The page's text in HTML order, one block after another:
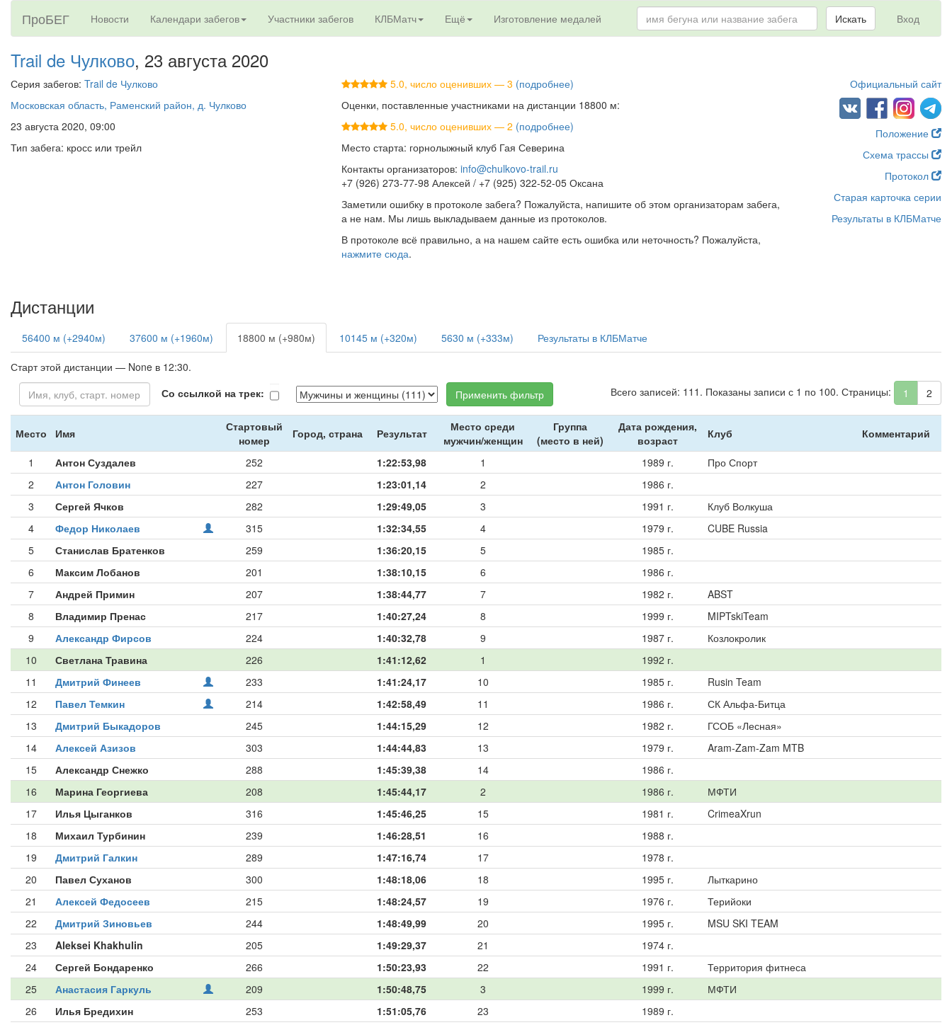
ПроБЕГ Новости Календари забегов Участники забегов КЛБМатч Ещё Изготовление медалей Вход
Искать
Trail de Чулково, 23 августа 2020
Серия забегов: Trail de Чулково
Московская область, Раменский район, д. Чулково
23 августа 2020, 09:00
Тип забега: кросс или трейл
5.0, число оценивших — 3 (подробнее)
Оценки, поставленные участниками на дистанции 18800 м:
5.0, число оценивших — 2 (подробнее)
Место старта: горнолыжный клуб Гая Северина
Контакты организаторов: info@chulkovo-trail.ru
+7 (926) 273-77-98 Алексей / +7 (925) 322-52-05 Оксана
Заметили ошибку в протоколе забега? Пожалуйста, напишите об этом организаторам забега,
а не нам. Мы лишь выкладываем данные из протоколов.
В протоколе всё правильно, а на нашем сайте есть ошибка или неточность? Пожалуйста,
нажмите сюда.
Официальный сайт
Положение
Схема трассы
Протокол
Старая карточка серии
Результаты в КЛБМатче
Дистанции
56400 м (+2940м) 37600 м (+1960м) 18800 м (+980м) 10145 м (+320м) 5630 м (+333м) Результаты в КЛБМатче
Старт этой дистанции — None в 12:30.
Со ссылкой на трек:
Применить фильтр Всего записей: 111. Показаны записи с 1 по 100. Страницы: 1 2
Место Имя
Стартовый
номер
Город, страна Результат
Место среди
мужчин/женщин
Группа
(место в ней)
Дата рождения,
возраст
Клуб Комментарий
1 Антон Суздалев 252 1:22:53,98 1 1989 г.
Про Спорт
2
Антон Головин 227 1:23:01,14 2
1986 г.
3
Сергей Ячков 282 1:29:49,05 3 1991 г.
Клуб Волкуша
4
Федор Николаев 315 1:32:34,55 4 1979 г.
CUBE Russia
5
Станислав Братенков 259 1:36:20,15 5
1985 г.
6
Максим Лобанов 201 1:38:10,15 6
1986 г.
7
Андрей Примин 207 1:38:44,77 7 1982 г.
ABST
8
Владимир Пренас 217 1:40:27,24 8 1999 г.
MIPTskiTeam
9
Александр Фирсов 224 1:40:32,78 9 1987 г.
Козлокролик
10
Светлана Травина 226 1:41:12,62 1
1992 г.
11
Дмитрий Финеев 233 1:41:24,17 10 1985 г.
Rusin Team
12
Павел Темкин 214 1:42:58,49 11 1986 г.
СК Альфа-Битца
13
Дмитрий Быкадоров 245 1:44:15,29 12 1982 г.
ГСОБ «Лесная»
14
Алексей Азизов 303 1:44:44,83 13 1979 г.
Aram-Zam-Zam MTB
15
Александр Снежко 288 1:45:39,38 14
1986 г.
16
Марина Георгиева 208 1:45:44,17 2 1986 г.
МФТИ
17
Илья Цыганков 316 1:45:46,25 15 1981 г.
CrimeaXrun
18
Михаил Турбинин 239 1:46:28,51 16
1988 г.
19
Дмитрий Галкин 289 1:47:16,74 17
1978 г.
20
Павел Суханов 300 1:48:18,06 18 1995 г.
Лыткарино
21
Алексей Федосеев 215 1:48:24,57 19 1976 г.
Терийоки
22
Дмитрий Зиновьев 244 1:48:49,99 20 1995 г.
MSU SKI TEAM
23
Aleksei Khakhulin 205 1:49:29,37 21
1974 г.
24
Сергей Бондаренко 266 1:50:23,93 22 1991 г.
Территория фитнеса
25
Анастасия Гаркуль 209 1:50:48,75 3 1999 г.
МФТИ
26
Илья Бредихин 253 1:51:05,76 23
1989 г.